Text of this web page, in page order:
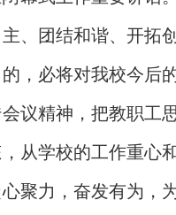
、团结和谐、开拓
，必将对我校今后
议精神，把教职工
从学校的工作重心
聚力，奋发有为，